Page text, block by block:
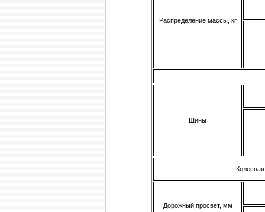
Распределение массы, кг
Шины
Дорожный просвет, мм